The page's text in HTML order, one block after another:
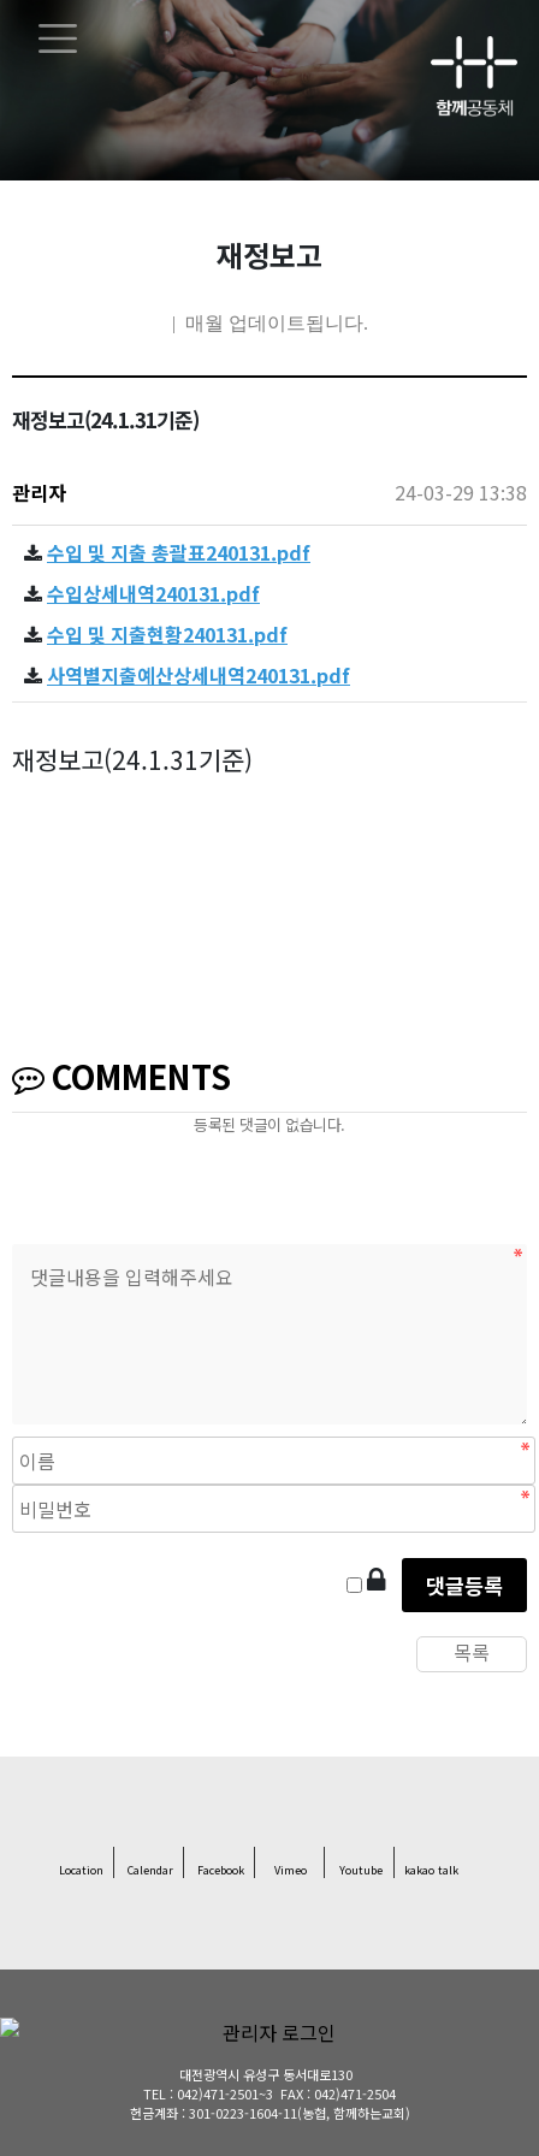
main contents
재정보고
| 매월 업데이트됩니다.
재정보고(24.1.31기준)
관리자 24-03-29 13:38
수입 및 지출 총괄표240131.pdf
수입상세내역240131.pdf
수입 및 지출현황240131.pdf
사역별지출예산상세내역240131.pdf
재정보고(24.1.31기준)
COMMENTS
등록된 댓글이 없습니다.
목록
Location Calendar Facebook Vimeo Youtube kakao talk
대전광역시 유성구 동서대로130
TEL : 042)471-2501~3 FAX : 042)471-2504
헌금계좌 : 301-0223-1604-11(농협, 함께하는교회)